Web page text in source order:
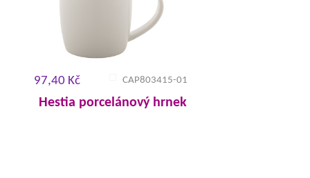
97,40 Kč CAP803415-01
Hestia porcelánový hrnek